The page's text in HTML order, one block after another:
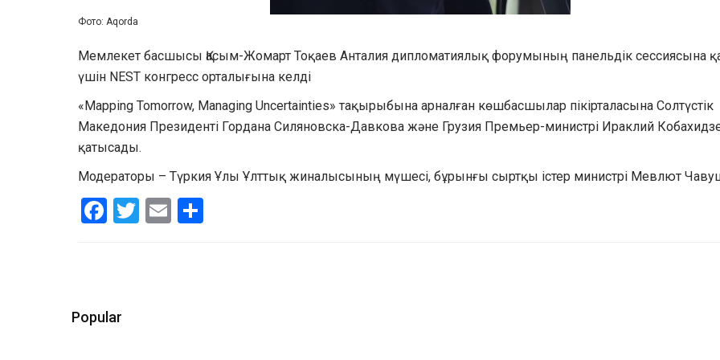
Фото: Aqorda
Мемлекет басшысы Қасым-Жомарт Тоқаев Анталия дипломатиялық форумының панельдік сессиясына
үшін NEST конгресс орталығына келді
«Mapping Tomorrow, Managing Uncertainties» тақырыбына арналған көшбасшылар пікірталасына Солтүстік
Македония Президенті Гордана Силяновска-Давкова және Грузия Премьер-министрі Ираклий
қатысады.
Модераторы – Түркия Ұлы Ұлттық жиналысының мүшесі, бұрынғы сыртқы істер министрі Мевлют
Facebook
Twitter
Email
Popular